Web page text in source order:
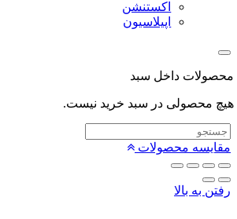
اکستنشن
اپیلاسیون
داخل سبد
در سبد خرید نیست.
محصولات
به بالا